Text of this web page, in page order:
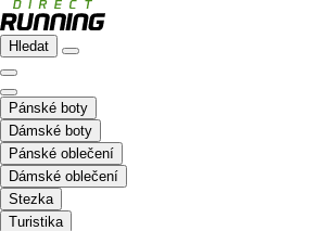
Hledat
Pánské boty
Dámské boty
Pánské oblečení
Dámské oblečení
Stezka
Turistika